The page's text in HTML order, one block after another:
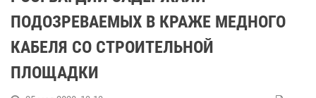
ПОДОЗРЕВАЕМЫХ В КРАЖЕ МЕДНОГО
КАБЕЛЯ СО СТРОИТЕЛЬНОЙ
ПЛОЩАДКИ